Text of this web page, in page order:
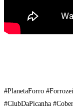
#PlanetaForro
#ClubDaPicanha